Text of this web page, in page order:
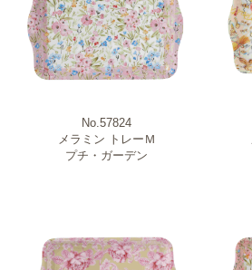
No.57824
メラミン トレーＭ
プチ・ガーデン